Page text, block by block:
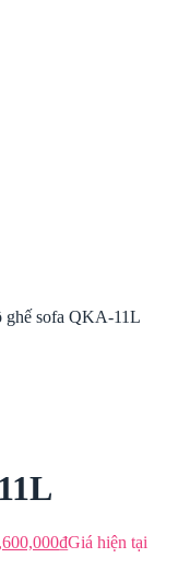
ghế sofa QKA-11L
₫Giá hiện tại